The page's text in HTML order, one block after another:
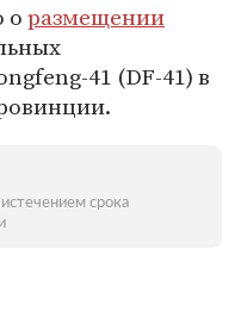
оразмещении
41 (DF-41) в
срока